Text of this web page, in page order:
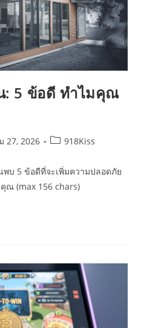
: 5 ข้อดี ทำไมคุณ
27, 2026
Post918Kiss
บ 5 ข้อดีที่จะเพิ่มความปลอดภัย
ณ (max 156 chars)